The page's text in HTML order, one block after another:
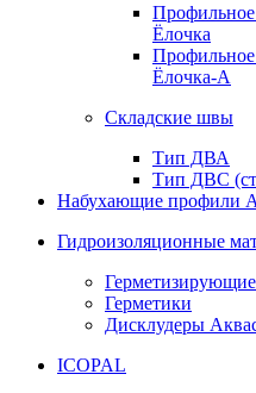
Ёлочка
Ёлочка-А
Складские швы
Тип ДВА
Тип ДВС
Набухающие профили
Гидроизоляционные
Герметики
Дисклудеры
ICOPAL